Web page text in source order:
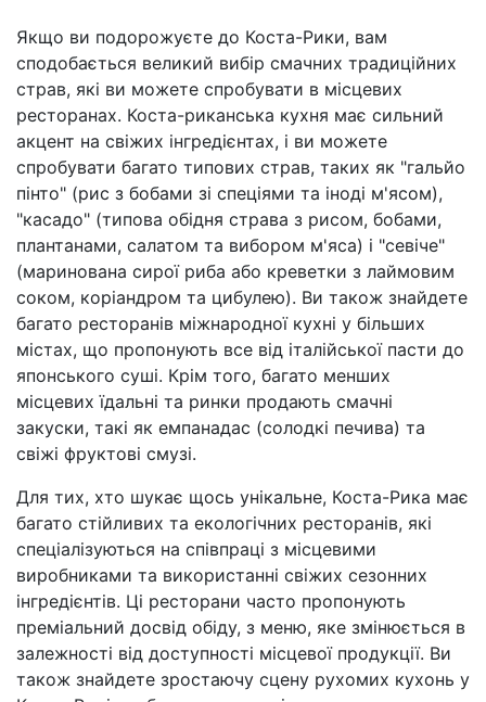
Якщо ви подорожуєте до Коста-Рики, вам
сподобається великий вибір смачних традиційних
страв, які ви можете спробувати в місцевих
ресторанах. Коста-риканська кухня має сильний
акцент на свіжих інгредієнтах, і ви можете
спробувати багато типових страв, таких як "гальйо
пінто" (рис з бобами зі спеціями та іноді м'ясом),
"касадо" (типова обідня страва з рисом, бобами,
плантанами, салатом та вибором м'яса) і "севіче"
(маринована сирої риба або креветки з лаймовим
соком, коріандром та цибулею). Ви також знайдете
багато ресторанів міжнародної кухні у більших
містах, що пропонують все від італійської пасти до
японського суші. Крім того, багато менших
місцевих їдальні та ринки продають смачні
закуски, такі як емпанадас (солодкі печива) та
свіжі фруктові смузі.
Для тих, хто шукає щось унікальне, Коста-Рика має
багато стійливих та екологічних ресторанів, які
спеціалізуються на співпраці з місцевими
виробниками та використанні свіжих сезонних
інгредієнтів. Ці ресторани часто пропонують
преміальний досвід обіду, з меню, яке змінюється в
залежності від доступності місцевої продукції. Ви
також знайдете зростаючу сцену рухомих кухонь у